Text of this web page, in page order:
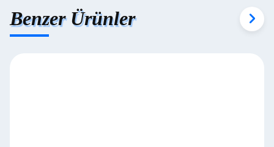
Benzer Ürünler